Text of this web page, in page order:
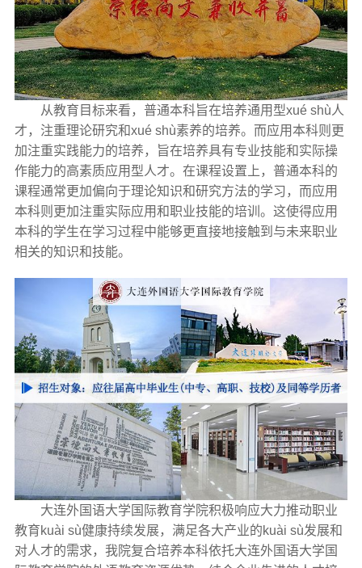
从教育目标来看，普通本科旨在培养通用型xué shù人
才，注重理论研究和xué shù素养的培养。而应用本科则更
加注重实践能力的培养，旨在培养具有专业技能和实际操
作能力的高素质应用型人才。在课程设置上，普通本科的
课程通常更加偏向于理论知识和研究方法的学习，而应用
本科则更加注重实际应用和职业技能的培训。这使得应用
本科的学生在学习过程中能够更直接地接触到与未来职业
相关的知识和技能。
大连外国语大学国际教育学院积极响应大力推动职业
教育kuài sù健康持续发展，满足各大产业的kuài sù发展和
对人才的需求，我院复合培养本科依托大连外国语大学国